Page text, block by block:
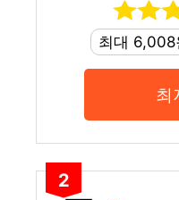
최대 6,008
최
2